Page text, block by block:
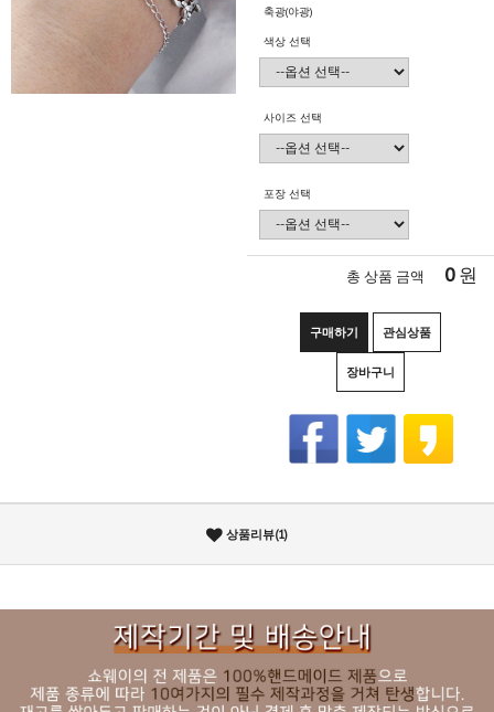
축광(야광)
색상 선택
사이즈 선택
포장 선택
총 상품 금액 0원
구매하기 관심상품
장바구니
상품리뷰(1)